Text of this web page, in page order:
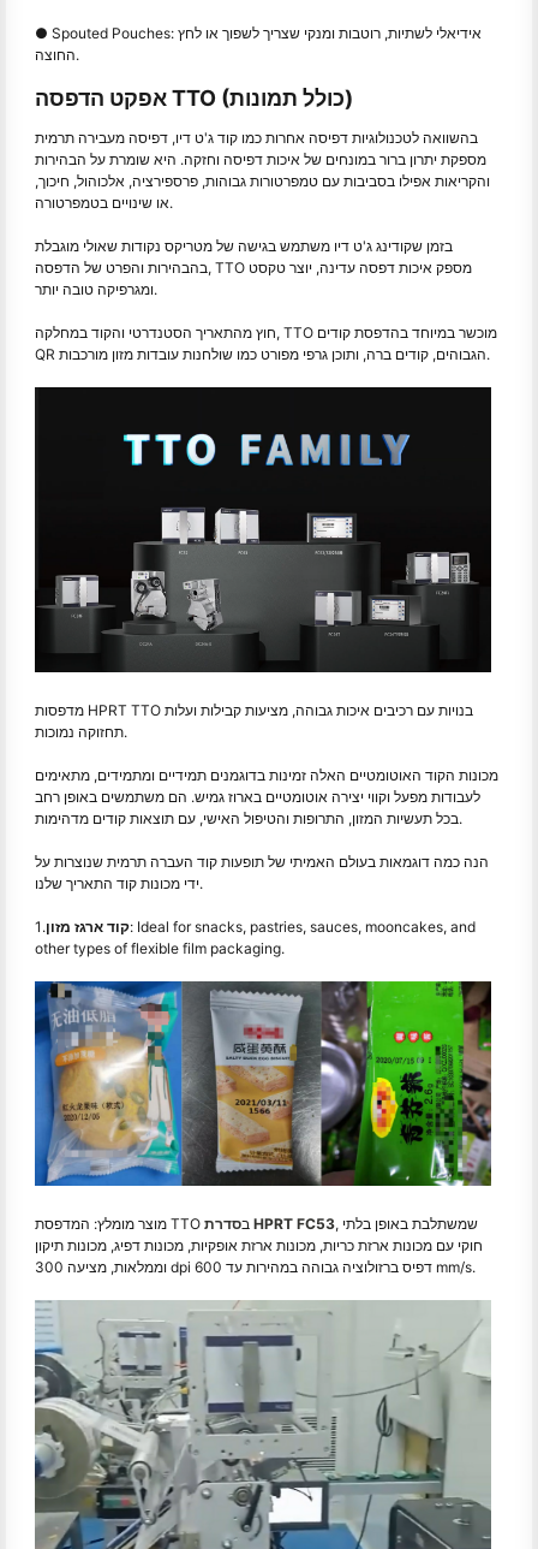
● Spouted Pouches: אידיאלי לשתיות, רוטבות ומנקי שצריך לשפוך או לחץ
החוצה.
אפקט הדפסה TTO (כולל תמונות)
בהשוואה לטכנולוגיות דפיסה אחרות כמו קוד ג'ט דיו, דפיסה מעבירה תרמית
מספקת יתרון ברור במונחים של איכות דפיסה וחזקה. היא שומרת על הבהירות
והקריאות אפילו בסביבות עם טמפרטורות גבוהות, פרספירציה, אלכוהול, חיכוך,
או שינויים בטמפרטורה.
בזמן שקודינג ג'ט דיו משתמש בגישה של מטריקס נקודות שאולי מוגבלת
בהבהירות והפרט של הדפסה, TTO מספק איכות דפסה עדינה, יוצר טקסט
ומגרפיקה טובה יותר.
חוץ מהתאריך הסטנדרטי והקוד במחלקה, TTO מוכשר במיוחד בהדפסת קודים
QR הגבוהים, קודים ברה, ותוכן גרפי מפורט כמו שולחנות עובדות מזון מורכבות.
מדפסות HPRT TTO בנויות עם רכיבים איכות גבוהה, מציעות קבילות ועלות
תחזוקה נמוכות.
מכונות הקוד האוטומטיים האלה זמינות בדוגמנים תמידיים ומתמידים, מתאימים
לעבודות מפעל וקווי יצירה אוטומטיים בארוז גמיש. הם משתמשים באופן רחב
בכל תעשיות המזון, התרופות והטיפול האישי, עם תוצאות קודים מדהימות.
הנה כמה דוגמאות בעולם האמיתי של תופעות קוד העברה תרמית שנוצרות על
ידי מכונות קוד התאריך שלנו.
1.קוד ארגז מזון: Ideal for snacks, pastries, sauces, mooncakes, and
other types of flexible film packaging.
מוצר מומלץ: המדפסת TTO ב סדרת HPRT FC53, שמשתלבת באופן בלתי
חוקי עם מכונות ארזת כריות, מכונות ארזת אופקיות, מכונות דפיג, מכונות תיקון
וממלאות, מציעה 300 dpi דפיס ברזולוציה גבוהה במהירות עד 600 mm/s.